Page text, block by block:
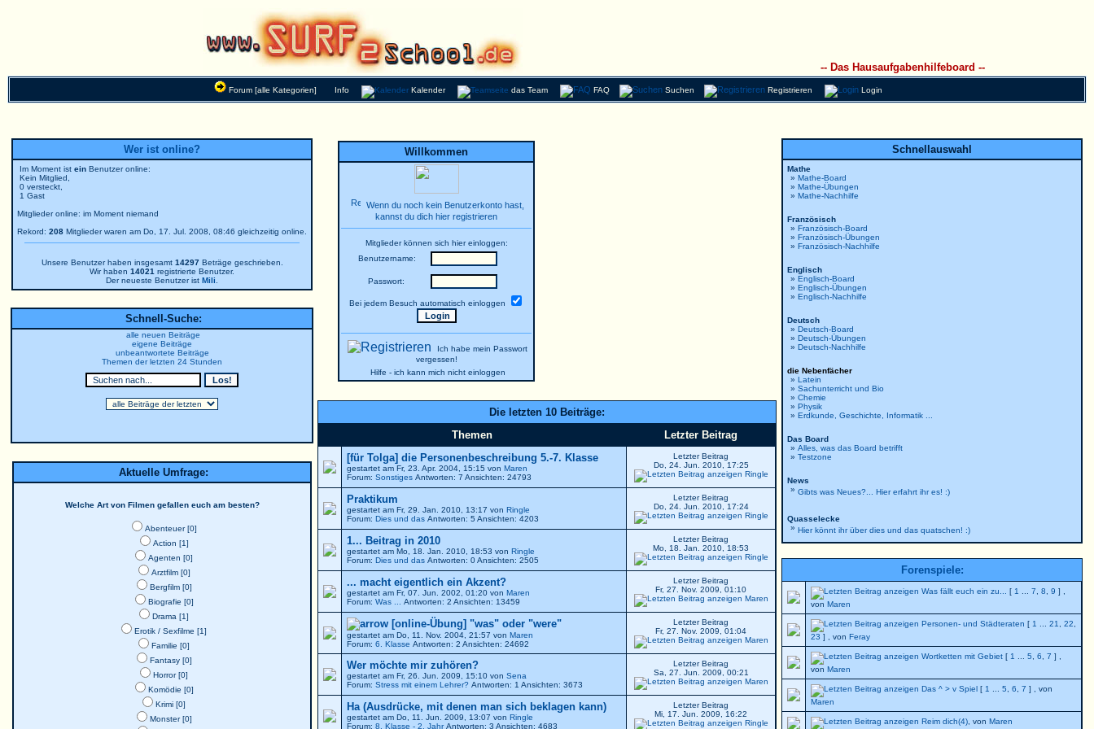
-- Das Hausaufgabenhilfeboard --
Forum [alle Kategorien] Info Kalender das Team FAQ Suchen Registrieren Login
Wer ist online?
Im Moment ist ein Benutzer online:
Kein Mitglied,
0 versteckt,
1 Gast
Mitglieder online: im Moment niemand
Rekord: 208 Mitglieder waren am Do, 17. Jul. 2008, 08:46 gleichzeitig online.
Unsere Benutzer haben insgesamt 14297Beträge geschrieben.
Wir haben 14021 registrierte Benutzer.
Der neueste Benutzer ist Mili
Schnell-Suche:
alle neuen Beiträge
eigene Beiträge
unbeantwortete Beiträge
Themen der letzten 24 Stunden
Aktuelle Umfrage:
Welche Art von Filmen gefallen euch am besten?
Abenteuer [0]
Action [1]
Agenten [0]
Arztfilm [0]
Bergfilm [0]
Biografie [0]
Drama [1]
Erotik / Sexfilme [1]
Familie [0]
Fantasy [0]
Horror [0]
Komödie [0]
Krimi [0]
Monster [0]
Willkommen
Wenn du noch kein Benutzerkonto hast,
kannst du dich hier registrieren
Mitglieder können sich hier einloggen:
Benutzername:
Passwort:
Bei jedem Besuch automatisch einloggen
Ich habe mein Passwort
vergessen!
Hilfe - ich kann mich nicht einloggen
Die letzten 10 Beiträge:
Themen
Letzter Beitrag
[für Tolga] die Personenbeschreibung 5.-7. Klasse
gestartet am Fr, 23. Apr. 2004, 15:15 von Maren
Forum: Sonstiges Antworten: 7 Ansichten: 24793
Letzter Beitrag
Do, 24. Jun. 2010, 17:25
Ringle
Praktikum
gestartet am Fr, 29. Jan. 2010, 13:17 von Ringle
Forum: Dies und das Antworten: 5 Ansichten: 4203
Letzter Beitrag
Do, 24. Jun. 2010, 17:24
Ringle
1... Beitrag in 2010
gestartet am Mo, 18. Jan. 2010, 18:53 von Ringle
Forum: Dies und das Antworten: 0 Ansichten: 2505
Letzter Beitrag
Mo, 18. Jan. 2010, 18:53
Ringle
... macht eigentlich ein Akzent?
gestartet am Fr, 07. Jun. 2002, 01:20 von Maren
Forum: Was ... Antworten: 2 Ansichten: 13459
Letzter Beitrag
Fr, 27. Nov. 2009, 01:10
Maren
[online-Übung] "was" oder "were"
gestartet am Do, 11. Nov. 2004, 21:57 von Maren
Forum: 6. Klasse Antworten: 2 Ansichten: 24692
Letzter Beitrag
Fr, 27. Nov. 2009, 01:04
Maren
Wer möchte mir zuhören?
gestartet am Fr, 26. Jun. 2009, 15:10 von Sena
Forum: Stress mit einem Lehrer? Antworten: 1 Ansichten: 3673
Letzter Beitrag
Sa, 27. Jun. 2009, 00:21
Maren
Ha (Ausdrücke, mit denen man sich beklagen kann)
gestartet am Do, 11. Jun. 2009, 13:07 von Ringle
Forum: 8. Klasse - 2. JahrAntworten: 3 Ansichten: 4683
Letzter Beitrag
Mi, 17. Jun. 2009, 16:22
Ringle
Schnellauswahl
Mathe
»
»
»
Mathe-Board
Mathe-Übungen
Mathe-Nachhilfe
Französisch
»
»
»
Französisch-Board
Französisch-Übungen
Französisch-Nachhilfe
Englisch
»
»
»
Englisch-Board
Englisch-Übungen
Englisch-Nachhilfe
Deutsch
»
»
»
Deutsch-Board
Deutsch-Übungen
Deutsch-Nachhilfe
die Nebenfächer
»
»
»
»
»
Latein
Sachunterricht und Bio
Chemie
Physik
Erdkunde, Geschichte, Informatik ...
Das Board
»
»
Alles, was das Board betrifft
Testzone
News
» Gibts was Neues?... Hier erfahrt ihr es! :)
Quasselecke
» Hier könnt ihr über dies und das quatschen! :)
Forenspiele:
Was fällt euch ein zu... [ 1 7 8 9 ] ,
von Maren
Personen- und Städteraten [ 1 21 22
23 ] , von Feray
Wortketten mit Gebiet [ 1 5 6 7 ] ,
von Maren
Das ^ > v Spiel [ 1 5 6 7 ] , von
Maren
Reim dich(4) , von Maren